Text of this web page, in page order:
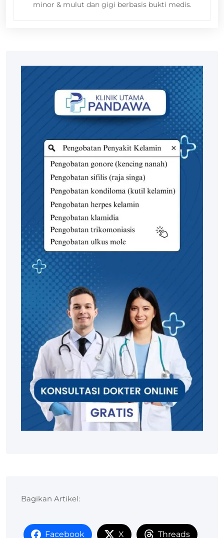
minor & mulut dan gigi berbasis bukti medis.
Bagikan Artikel:
Facebook X Threads